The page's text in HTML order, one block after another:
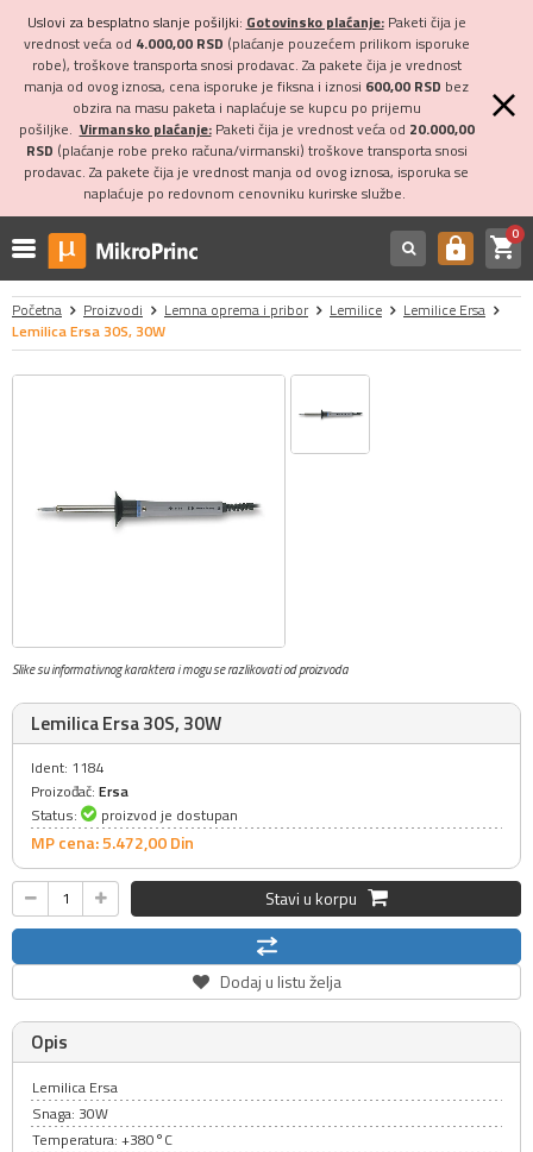
Uslovi za besplatno slanje pošiljki: Gotovinsko plaćanje:Paketi čija je
vrednost veća od 4.000,00 RSD (plaćanje pouzećem prilikom isporuke
robe), troškove transporta snosi prodavac. Za pakete čija je vrednost
manja od ovog iznosa, cena isporuke je fiksna i iznosi 600,00 RSD bez
obzira na masu paketa i naplaćuje se kupcu po prijemu
pošiljke. Virmansko plaćanje:Paketi čija je vrednost veća od 20.000,00
RSD (plaćanje robe preko računa/virmanski) troškove transporta snosi
prodavac. Za pakete čija je vrednost manja od ovog iznosa, isporuka se
naplaćuje po redovnom cenovniku kurirske službe.
https shopping_cart0
Početna Proizvodi Lemna oprema i pribor Lemilice
Lemilice Ersa
Lemilica Ersa 30S, 30W
Slike su informativnog karaktera i mogu se razlikovati od proizvoda
Lemilica Ersa 30S, 30W
Ident: 1184
Proizođač: Ersa
Status:
proizvod je dostupan
MP cena: 5.472,00Din
Stavi u korpu
Dodaj u listu želja
Opis
Lemilica Ersa
Snaga: 30W
Temperatura: +380°C